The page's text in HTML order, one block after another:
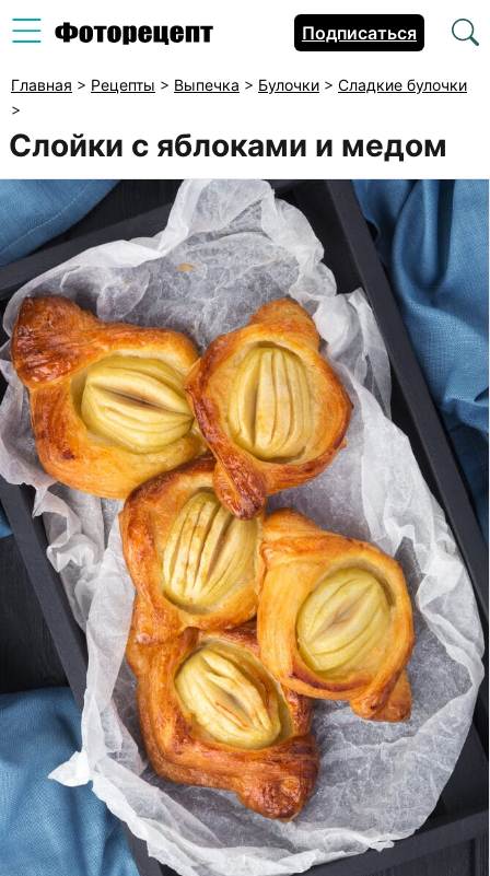
Подписаться
Главная > Рецепты > Выпечка > Булочки > Сладкие булочки
>
Слойки с яблоками и медом